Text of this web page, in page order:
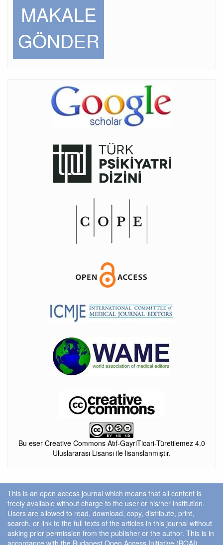
MAKALE
GÖNDER
Bu eser Creative Commons Atıf-GayriTicari-Türetilemez 4.0
Uluslararası Lisansı ile lisanslanmıştır.
This is an open access journal which means that all content is
freely available without charge to the user or his/her institution.
Users are allowed to read, download, copy, distribute, print,
search, or link to the full texts of the articles in this journal without
asking prior permission from the publisher or the author. This is in